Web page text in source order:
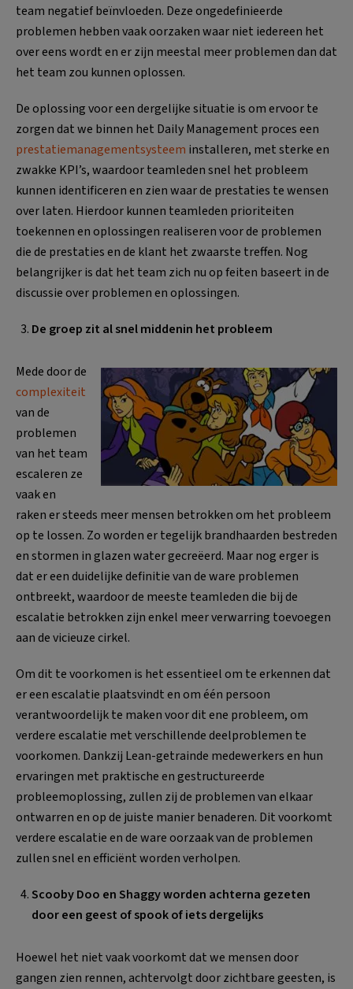
team negatief beïnvloeden. Deze ongedefinieerde
problemen hebben vaak oorzaken waar niet iedereen het
over eens wordt en er zijn meestal meer problemen dan dat
het team zou kunnen oplossen.
De oplossing voor een dergelijke situatie is om ervoor te
zorgen dat we binnen het Daily Management proces een
prestatiemanagementsysteem installeren, met sterke en
zwakke KPI’s, waardoor teamleden snel het probleem
kunnen identificeren en zien waar de prestaties te wensen
over laten. Hierdoor kunnen teamleden prioriteiten
toekennen en oplossingen realiseren voor de problemen
die de prestaties en de klant het zwaarste treffen. Nog
belangrijker is dat het team zich nu op feiten baseert in de
discussie over problemen en oplossingen.
De groep zit al snel middenin het probleem
Mede door de
complexiteit
van de
problemen
van het team
escaleren ze
vaak en
raken er steeds meer mensen betrokken om het probleem
op te lossen. Zo worden er tegelijk brandhaarden bestreden
en stormen in glazen water gecreëerd. Maar nog erger is
dat er een duidelijke definitie van de ware problemen
ontbreekt, waardoor de meeste teamleden die bij de
escalatie betrokken zijn enkel meer verwarring toevoegen
aan de vicieuze cirkel.
Om dit te voorkomen is het essentieel om te erkennen dat
er een escalatie plaatsvindt en om één persoon
verantwoordelijk te maken voor dit ene probleem, om
verdere escalatie met verschillende deelproblemen te
voorkomen. Dankzij Lean-getrainde medewerkers en hun
ervaringen met praktische en gestructureerde
probleemoplossing, zullen zij de problemen van elkaar
ontwarren en op de juiste manier benaderen. Dit voorkomt
verdere escalatie en de ware oorzaak van de problemen
zullen snel en efficiënt worden verholpen.
Scooby Doo en Shaggy worden achterna gezeten
door een geest of spook of iets dergelijks
Hoewel het niet vaak voorkomt dat we mensen door
gangen zien rennen, achtervolgt door zichtbare geesten, is